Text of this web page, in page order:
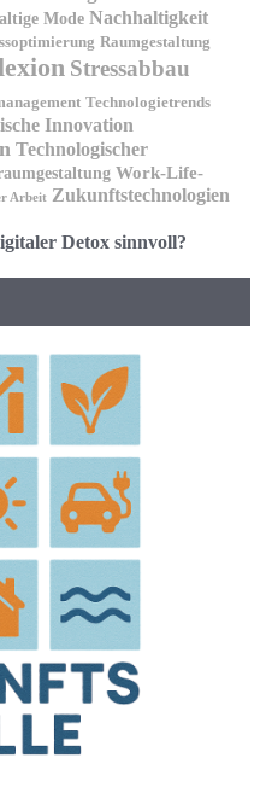
Mode Nachhaltigkeit
Raumgestaltung
Stressabbau
Technologietrends
Innovation
Technologischer
Work-Life-
Arbeit Zukunftstechnologien
Detox sinnvoll?